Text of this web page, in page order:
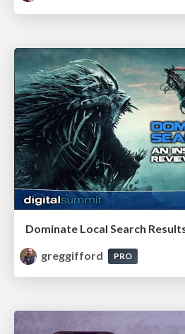
greggifford
PRO